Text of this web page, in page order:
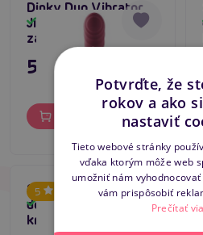
Dinky Duo Vibrator
Jimmy K, vibrátor so
zajačikom
Skladom
55,80 €
5
Sunset Rio (Purple),
dobíjací vibrátor s
králikom
Skladom
Potvrďte, že
rokov a ako
nastaviť
Tieto webové stránky
vďaka ktorým môže web
umožniť nám
vám prispôsobiť
Prečítať